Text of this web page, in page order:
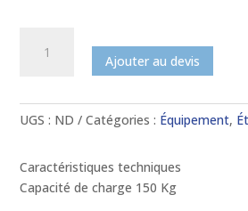
Superstructures
niveau
l'infrastructure
d'établi
pour
Ajouter au devis
UGS : ND Catégories : Équipement,
Caractéristiques techniques
Capacité de charge 150 Kg